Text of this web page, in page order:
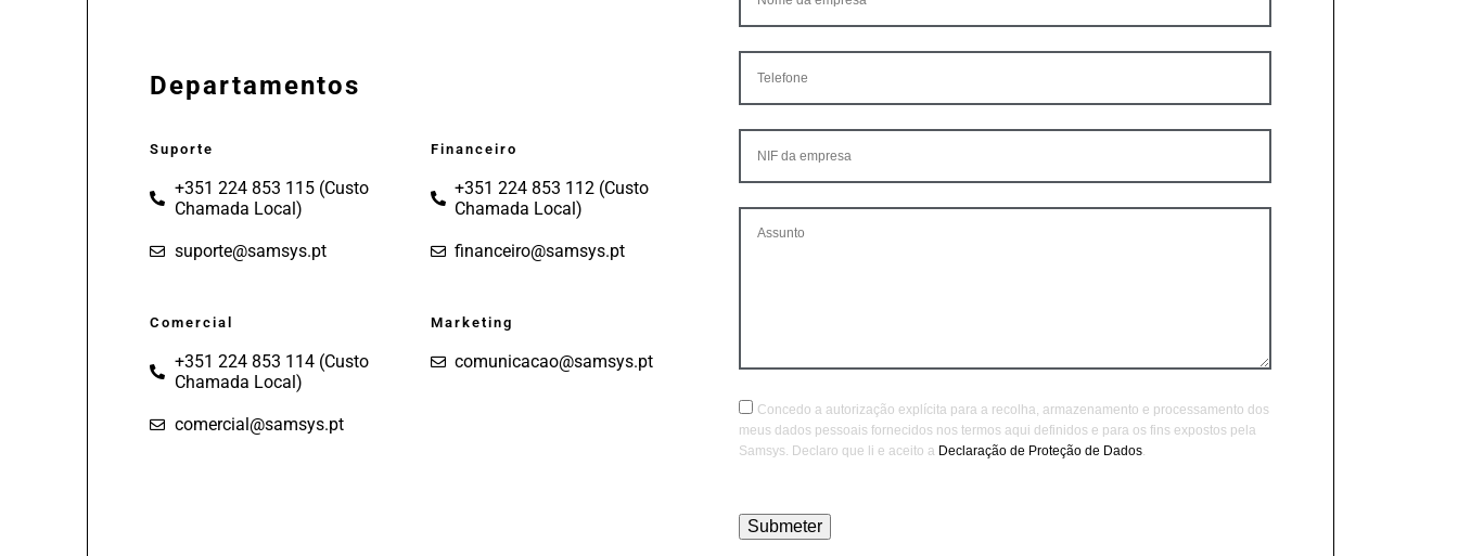
Departamentos
Suporte Financeiro
+351 224 853 115 (Custo
Chamada Local)
suporte@samsys.pt
+351 224 853 112 (Custo
Chamada Local)
financeiro@samsys.pt
Comercial Marketing
+351 224 853 114 (Custo
Chamada Local)
comercial@samsys.pt
comunicacao@samsys.pt
Concedo a autorização explícita para a recolha, armazenamento e processamento dos
meus dados pessoais fornecidos nos termos aqui definidos e para os fins expostos pela
Samsys. Declaro que li e aceito a Declaração de Proteção de Dados.
Submeter